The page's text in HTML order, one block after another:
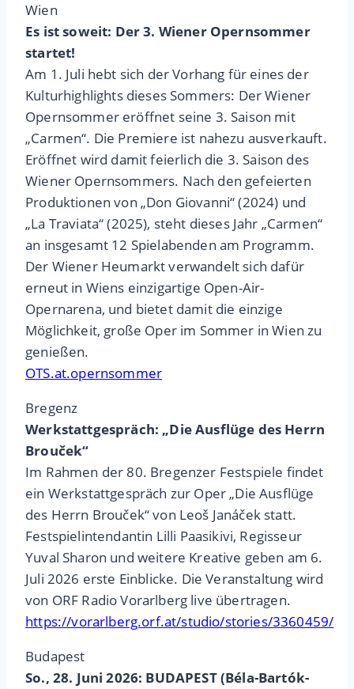
Wien
Es ist soweit: Der 3. Wiener Opernsommer
startet!
Am 1. Juli hebt sich der Vorhang für eines der
Kulturhighlights dieses Sommers: Der Wiener
Opernsommer eröffnet seine 3. Saison mit
„Carmen“. Die Premiere ist nahezu ausverkauft.
Eröffnet wird damit feierlich die 3. Saison des
Wiener Opernsommers. Nach den gefeierten
Produktionen von „Don Giovanni“ (2024) und
„La Traviata“ (2025), steht dieses Jahr „Carmen“
an insgesamt 12 Spielabenden am Programm.
Der Wiener Heumarkt verwandelt sich dafür
erneut in Wiens einzigartige Open-Air-
Opernarena, und bietet damit die einzige
Möglichkeit, große Oper im Sommer in Wien zu
genießen.
OTS.at.opernsommer
Bregenz
Werkstattgespräch: „Die Ausflüge des Herrn
Brouček“
Im Rahmen der 80. Bregenzer Festspiele findet
ein Werkstattgespräch zur Oper „Die Ausflüge
des Herrn Brouček“ von Leoš Janáček statt.
Festspielintendantin Lilli Paasikivi, Regisseur
Yuval Sharon und weitere Kreative geben am 6.
Juli 2026 erste Einblicke. Die Veranstaltung wird
von ORF Radio Vorarlberg live übertragen.
https://vorarlberg.orf.at/studio/stories/3360459/
Budapest
So., 28. Juni 2026: BUDAPEST (Béla-Bartók-